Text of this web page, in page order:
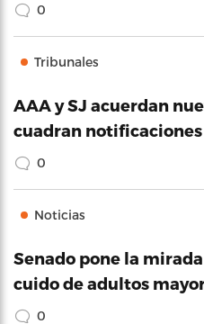
0
Tribunales
AAA y SJ acuerdan
cuadran
0
Noticias
Senado pone la
cuido de adultos
0